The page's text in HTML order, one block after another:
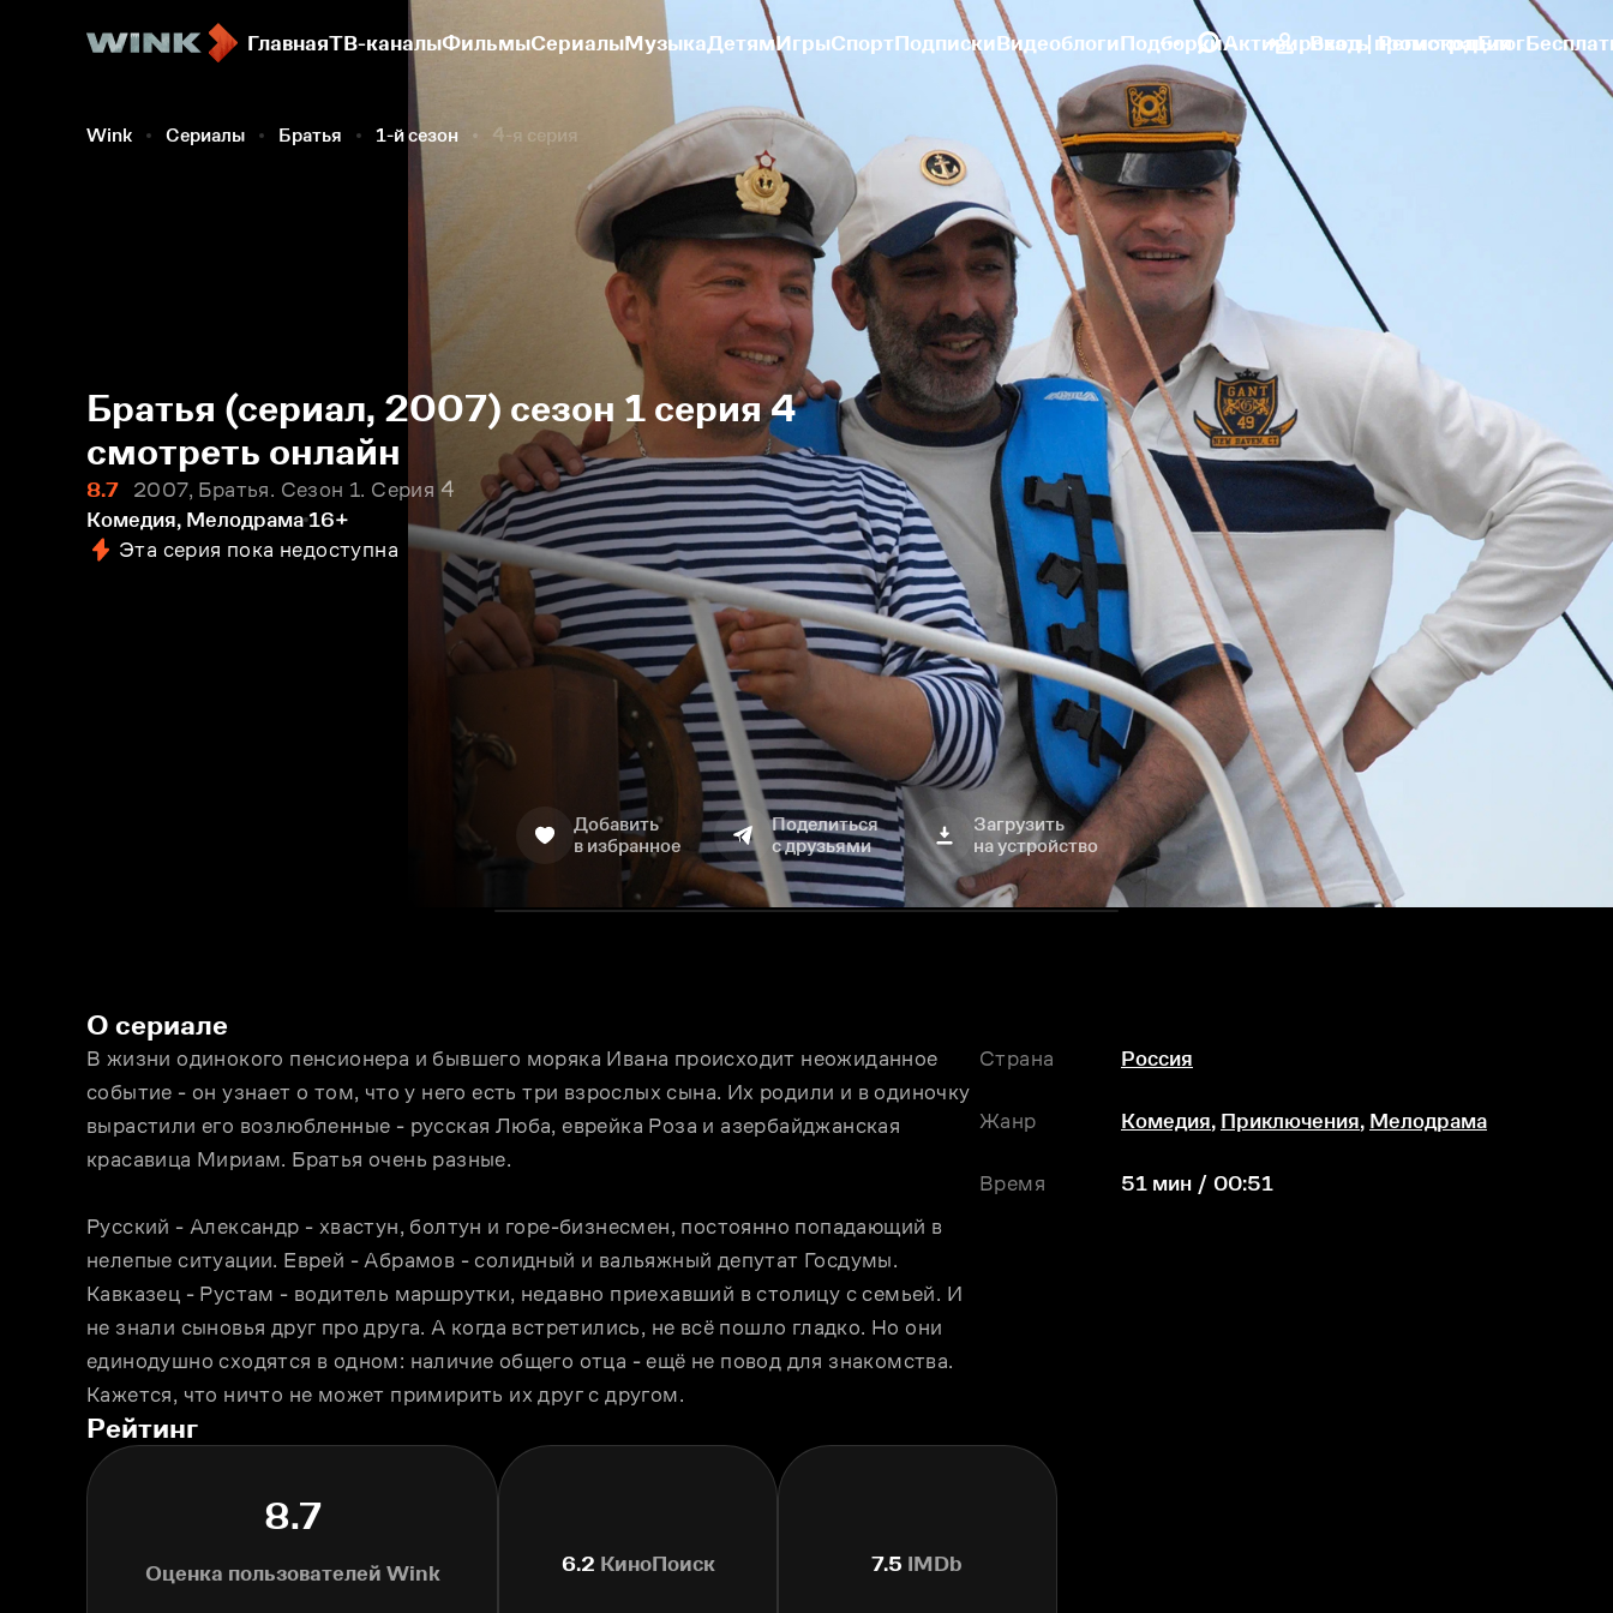
ГлавнаяТВ-каналыФильмыСериалыМузыкаДетямИгрыСпортПодпискиВидеоблогиПодборкиАктивировать промокодБлог
Вход | Регистрация
Wink Сериалы Братья 1-й сезон 4-я серия
Братья (сериал, 2007) сезон 1 серия 4
смотреть онлайн
8.7
2007, Братья. Сезон 1. Серия 4
Комедия, Мелодрама 16+
Эта серия пока недоступна
Добавить
в избранное
Поделиться
с друзьями
Загрузить
на устройство
О сериале
В жизни одинокого пенсионера и бывшего моряка Ивана происходит неожиданное
событие - он узнает о том, что у него есть три взрослых сына. Их родили и в одиночку
вырастили его возлюбленные - русская Люба, еврейка Роза и азербайджанская
красавица Мириам. Братья очень разные.
Русский - Александр - хвастун, болтун и горе-бизнесмен, постоянно попадающий в
нелепые ситуации. Еврей - Абрамов - солидный и вальяжный депутат Госдумы.
Кавказец - Рустам - водитель маршрутки, недавно приехавший в столицу с семьей. И
не знали сыновья друг про друга. А когда встретились, не всё пошло гладко. Но они
единодушно сходятся в одном: наличие общего отца - ещё не повод для знакомства.
Кажется, что ничто не может примирить их друг с другом.
Страна Россия
Жанр Комедия, Приключения, Мелодрама
Время 51 мин / 00:51
Рейтинг
8.7
Оценка пользователей Wink
6.2 КиноПоиск 7.5 IMDb